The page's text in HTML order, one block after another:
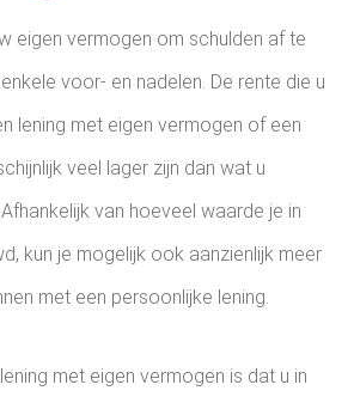
eigen vermogen om schulden af ​​te
voor- en nadelen. De rente die u
lening met eigen vermogen of een
veel lager zijn dan wat u
van hoeveel waarde je in
kun je mogelijk ook aanzienlijk meer
met een persoonlijke lening.
met eigen vermogen is dat u in